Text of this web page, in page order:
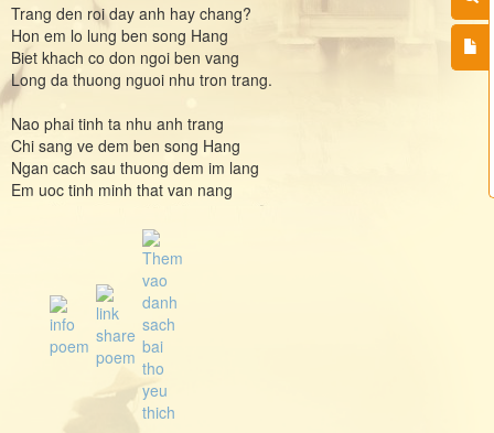
Trang den roi day anh hay chang?
Hon em lo lung ben song Hang
Biet khach co don ngoi ben vang
Long da thuong nguoi nhu tron trang.
Nao phai tinh ta nhu anh trang
Chi sang ve dem ben song Hang
Ngan cach sau thuong dem im lang
Em uoc tinh minh that van nang